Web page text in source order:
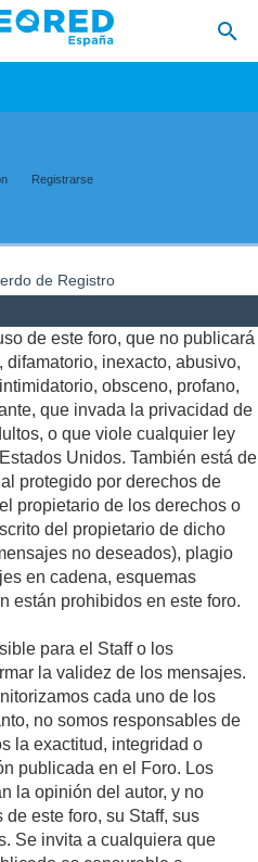
Registrarse
de Registro
de este foro, que no publicará
inexacto, abusivo,
obsceno, profano,
que invada la privacidad de
o que viole cualquier ley
Unidos. También está de
protegido por derechos de
propietario de los derechos o
del propietario de dicho
no deseados), plagio
en cadena, esquemas
están prohibidos en este foro.
para el Staff o los
la validez de los mensajes.
cada uno de los
no somos responsables de
la exactitud, integridad o
publicada en el Foro. Los
la opinión del autor, y no
este foro, su Staff, sus
Se invita a cualquiera que